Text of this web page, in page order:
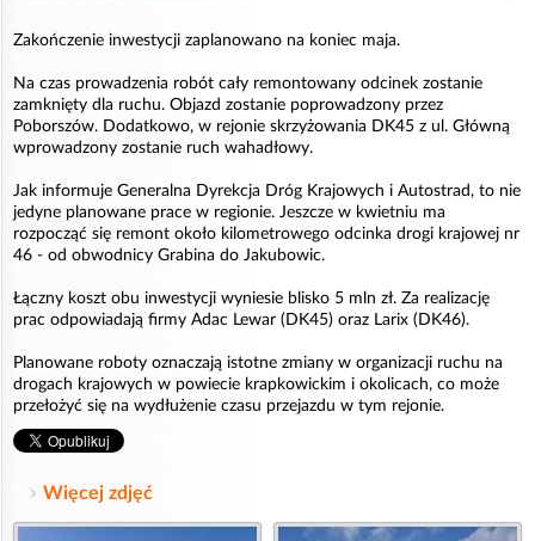
Zakończenie inwestycji zaplanowano na koniec maja.
Na czas prowadzenia robót cały remontowany odcinek zostanie
zamknięty dla ruchu. Objazd zostanie poprowadzony przez
Poborszów. Dodatkowo, w rejonie skrzyżowania DK45 z ul. Główną
wprowadzony zostanie ruch wahadłowy.
Jak informuje Generalna Dyrekcja Dróg Krajowych i Autostrad, to nie
jedyne planowane prace w regionie. Jeszcze w kwietniu ma
rozpocząć się remont około kilometrowego odcinka drogi krajowej nr
46 - od obwodnicy Grabina do Jakubowic.
Łączny koszt obu inwestycji wyniesie blisko 5 mln zł. Za realizację
prac odpowiadają firmy Adac Lewar (DK45) oraz Larix (DK46).
Planowane roboty oznaczają istotne zmiany w organizacji ruchu na
drogach krajowych w powiecie krapkowickim i okolicach, co może
przełożyć się na wydłużenie czasu przejazdu w tym rejonie.
Więcej zdjęć